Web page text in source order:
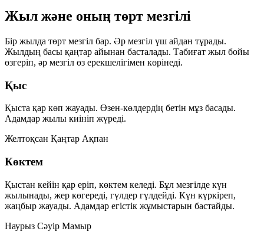
Жыл және оның төрт мезгілі
Бір жылда төрт мезгіл бар. Әр мезгіл үш айдан тұрады.
Жылдың басы қаңтар айынан басталады. Табиғат жыл бойы
өзгеріп, әр мезгіл өз ерекшелігімен көрінеді.
Қыс
Қыста қар көп жауады. Өзен-көлдердің бетін мұз басады.
Адамдар жылы киініп жүреді.
Желтоқсан Қаңтар Ақпан
Көктем
Қыстан кейін қар еріп, көктем келеді. Бұл мезгілде күн
жылынады, жер көгереді, гүлдер гүлдейді. Күн күркіреп,
жаңбыр жауады. Адамдар егістік жұмыстарын бастайды.
Наурыз Сәуір Мамыр